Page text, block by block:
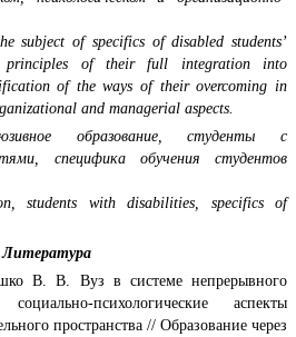
subject of specifics of disabled students’
of their full integration into
of the ways of their overcoming in
and managerial aspects.
образование, студенты с
специфика обучения студентов
students with disabilities, specifics of
Литература
В. В. Вуз в системе непрерывного
психологические аспекты
пространства // Образование через